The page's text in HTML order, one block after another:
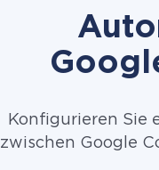
Konfigurieren Sie
Google